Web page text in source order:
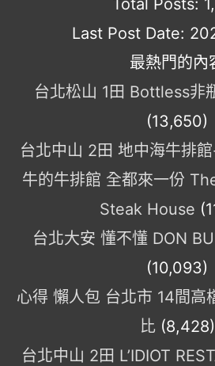
Last Post Date:
最熱門的內
台北松山 1田 Bottless非
(13,650)
台北中山 2田 地中海牛排
牛的牛排館 全都來一份
Steak House
台北大安 懂不懂 DON
(10,093)
心得 懶人包 台北市 14間高
比 (8,428)
台北中山 2田 L’IDIOT